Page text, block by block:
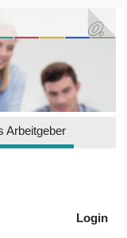
Arbeitgeber
Login